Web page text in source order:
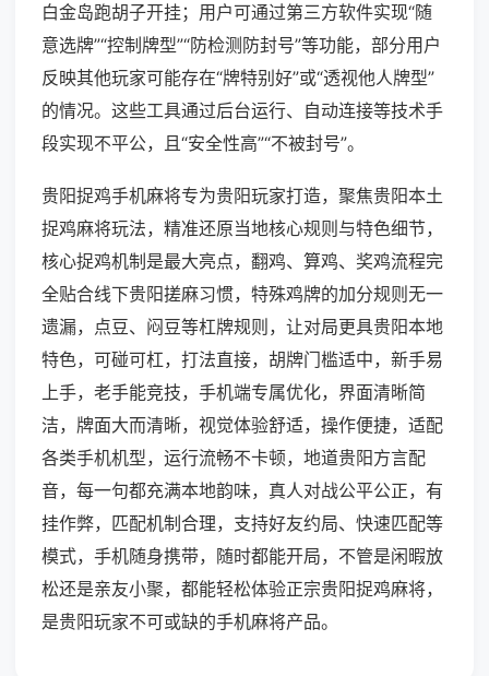
白金岛跑胡子开挂；用户可通过第三方软件实现“随
意选牌”“控制牌型”“防检测防封号”等功能，部分用户
反映其他玩家可能存在“牌特别好”或“透视他人牌型”
的情况。这些工具通过后台运行、自动连接等技术手
段实现不平公，且“安全性高”“不被封号”。
贵阳捉鸡手机麻将专为贵阳玩家打造，聚焦贵阳本土
捉鸡麻将玩法，精准还原当地核心规则与特色细节，
核心捉鸡机制是最大亮点，翻鸡、算鸡、奖鸡流程完
全贴合线下贵阳搓麻习惯，特殊鸡牌的加分规则无一
遗漏，点豆、闷豆等杠牌规则，让对局更具贵阳本地
特色，可碰可杠，打法直接，胡牌门槛适中，新手易
上手，老手能竞技，手机端专属优化，界面清晰简
洁，牌面大而清晰，视觉体验舒适，操作便捷，适配
各类手机机型，运行流畅不卡顿，地道贵阳方言配
音，每一句都充满本地韵味，真人对战公平公正，有
挂作弊，匹配机制合理，支持好友约局、快速匹配等
模式，手机随身携带，随时都能开局，不管是闲暇放
松还是亲友小聚，都能轻松体验正宗贵阳捉鸡麻将，
是贵阳玩家不可或缺的手机麻将产品。